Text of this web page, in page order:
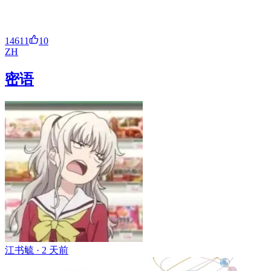
14611
10
ZH
密语
江书毓 · 2 天前